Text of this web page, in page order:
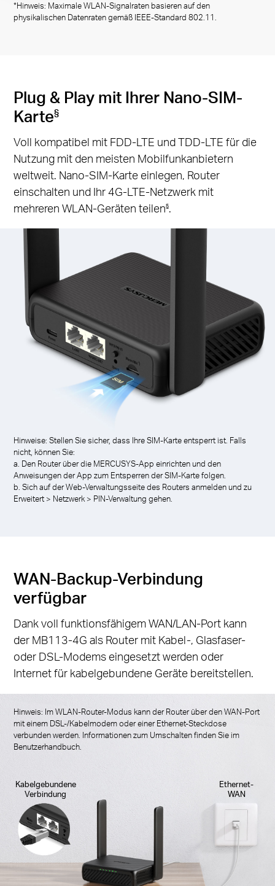
*Hinweis: Maximale WLAN-Signalraten basieren auf den
physikalischen Datenraten gemäß IEEE-Standard 802.11.
Plug & Play mit Ihrer Nano-SIM-
Karte§
Voll kompatibel mit FDD-LTE und TDD-LTE für die
Nutzung mit den meisten Mobilfunkanbietern
weltweit. Nano-SIM-Karte einlegen, Router
einschalten und Ihr 4G-LTE-Netzwerk mit
mehreren WLAN-Geräten teilen§.
Hinweise: Stellen Sie sicher, dass Ihre SIM-Karte entsperrt ist. Falls
nicht, können Sie:
a. Den Router über die MERCUSYS-App einrichten und den
Anweisungen der App zum Entsperren der SIM-Karte folgen.
b. Sich auf der Web-Verwaltungsseite des Routers anmelden und zu
Erweitert > Netzwerk > PIN-Verwaltung gehen.
WAN-Backup-Verbindung
verfügbar
Dank voll funktionsfähigem WAN/LAN-Port kann
der MB113-4G als Router mit Kabel-, Glasfaser-
oder DSL-Modems eingesetzt werden oder
Internet für kabelgebundene Geräte bereitstellen.
Hinweis: Im WLAN-Router-Modus kann der Router über den WAN-Port
mit einem DSL-/Kabelmodem oder einer Ethernet-Steckdose
verbunden werden. Informationen zum Umschalten finden Sie im
Benutzerhandbuch.
Kabelgebundene
Verbindung
Ethernet-
WAN